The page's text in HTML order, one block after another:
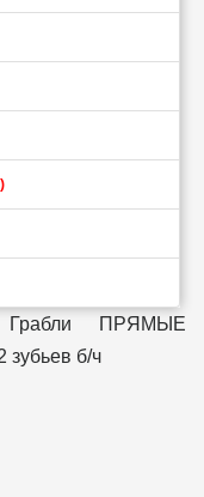
Грабли ПРЯМЫЕ
зубьев б/ч